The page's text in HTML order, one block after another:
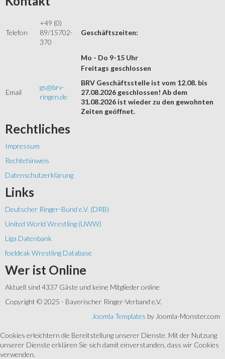
Telefon
+49 (0)
89/15702-
370
Geschäftszeiten:
Mo - Do 9-15 Uhr
Email
gs@brv-
ringen.de
Freitags geschlossen
BRV Geschäftsstelle ist vom 12.08. bis
27.08.2026 geschlossen! Ab dem
31.08.2026 ist wieder zu den gewohnten
Zeiten geöffnet.
Rechtliches
Impressum
Rechtehinweis
Datenschutzerklärung
Links
Deutscher Ringer-Bund e.V. (DRB)
United World Wrestling (UWW)
Liga Datenbank
foeldeak Wrestling Database
Wer ist Online
Aktuell sind 4337 Gäste und keine Mitglieder online
Copyright © 2025 - Bayerischer Ringer-Verband e.V.
Joomla Templates by Joomla-Monster.com
Cookies erleichtern die Bereitstellung unserer Dienste. Mit der Nutzung
unserer Dienste erklären Sie sich damit einverstanden, dass wir Cookies
verwenden.